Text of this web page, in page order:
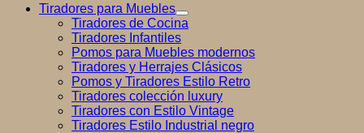
Tiradores para Muebles
Tiradores de Cocina
Tiradores Infantiles
Pomos para Muebles modernos
Tiradores y Herrajes Clásicos
Pomos y Tiradores Estilo Retro
Tiradores colección luxury
Tiradores con Estilo Vintage
Tiradores Estilo Industrial negro